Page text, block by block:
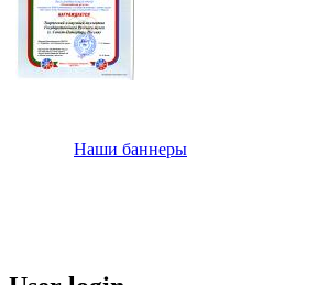
Наши баннеры